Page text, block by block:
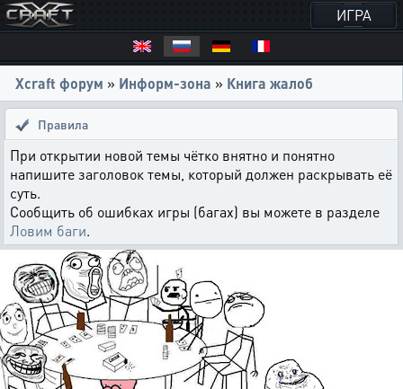
ИГРА
Xcraft форум » Информ-зона » Книга жалоб
Правила
При открытии новой темы чётко внятно и понятно
напишите заголовок темы, который должен раскрывать её
суть.
Сообщить об ошибках игры (багах) вы можете в разделе
Ловим баги.